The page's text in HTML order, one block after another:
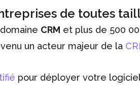
de toutes
CRM et plus de 500
un acteur majeur de la
pour déployer votre